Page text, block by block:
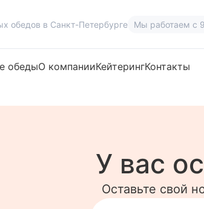
обедов в Санкт-Петербурге Мы работаем с
обедыО компанииКейтерингКонтакты
У вас
Оставьте свой